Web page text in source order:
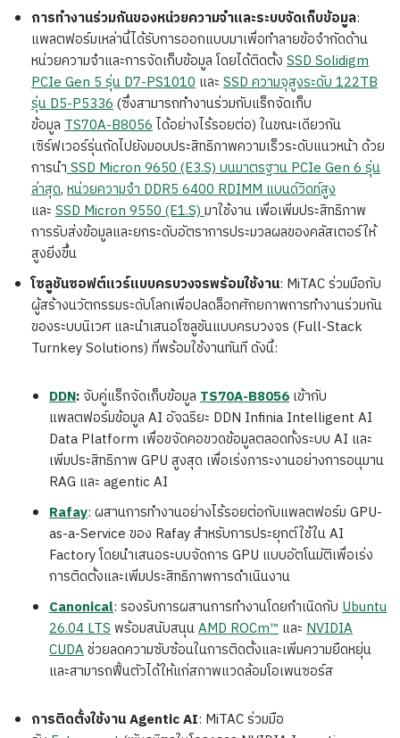
การทำงานร่วมกันของหน่วยความจำและระบบจัดเก็บข้อมูล:
แพลตฟอร์มเหล่านี้ได้รับการออกแบบมาเพื่อทำลายข้อจำกัดด้าน
หน่วยความจำและการจัดเก็บข้อมูล โดยได้ติดตั้ง SSD Solidigm
PCIe Gen 5 รุ่น D7-PS1010 และ SSD ความจุสูงระดับ 122TB
รุ่น D5-P5336(ซึ่งสามารถทำงานร่วมกับแร็กจัดเก็บ
ข้อมูล TS70A-B8056ได้อย่างไร้รอยต่อ) ในขณะเดียวกัน
เซิร์ฟเวอร์รุ่นถัดไปยังมอบประสิทธิภาพความเร็วระดับแนวหน้า ด้วย
การนำSSD Micron 9650 (E3.S) บนมาตรฐาน PCIe Gen 6 รุ่น
ล่าสุด, หน่วยความจำ DDR5 6400 RDIMM แบนด์วิดท์สูง
และ SSD Micron 9550 (E1.S)มาใช้งาน เพื่อเพิ่มประสิทธิภาพ
การรับส่งข้อมูลและยกระดับอัตราการประมวลผลของคลัสเตอร์ให้
สูงยิ่งขึ้น
โซลูชันซอฟต์แวร์แบบครบวงจรพร้อมใช้งาน: MiTAC ร่วมมือกับ
ผู้สร้างนวัตกรรมระดับโลกเพื่อปลดล็อกศักยภาพการทำงานร่วมกัน
ของระบบนิเวศ และนำเสนอโซลูชันแบบครบวงจร (Full-Stack
Turnkey Solutions) ที่พร้อมใช้งานทันที ดังนี้:
DDN: จับคู่แร็กจัดเก็บข้อมูล TS70A-B8056 เข้ากับ
แพลตฟอร์มข้อมูล AI อัจฉริยะ DDN Infinia Intelligent AI
Data Platform เพื่อขจัดคอขวดข้อมูลตลอดทั้งระบบ AI และ
เพิ่มประสิทธิภาพ GPU สูงสุด เพื่อเร่งภาระงานอย่างการอนุมาน
RAG และ agentic AI
Rafay: ผสานการทำงานอย่างไร้รอยต่อกับแพลตฟอร์ม GPU-
as-a-Service ของ Rafay สำหรับการประยุกต์ใช้ใน AI
Factory โดยนำเสนอระบบจัดการ GPU แบบอัตโนมัติเพื่อเร่ง
การติดตั้งและเพิ่มประสิทธิภาพการดำเนินงาน
Canonical: รองรับการผสานการทำงานโดยกำเนิดกับ Ubuntu
26.04 LTS พร้อมสนับสนุนAMD ROCm™ และ NVIDIA
CUDAช่วยลดความซับซ้อนในการติดตั้งและเพิ่มความยืดหยุ่น
และสามารถฟื้นตัวได้ให้แก่สภาพแวดล้อมโอเพนซอร์ส
การติดตั้งใช้งานAgentic AI: MiTAC ร่วมมือ